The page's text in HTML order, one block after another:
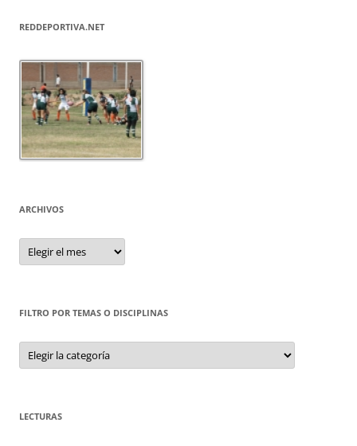
REDDEPORTIVA.NET
ARCHIVOS
Archivos
FILTRO POR TEMAS O DISCIPLINAS
Filtro
por
Temas
LECTURAS